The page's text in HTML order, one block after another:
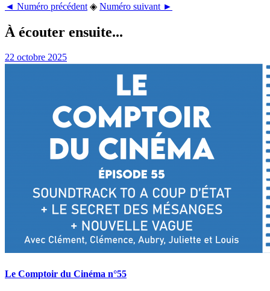
◄ Numéro précédent ◈ Numéro suivant ►
À écouter ensuite...
22 octobre 2025
Le Comptoir du Cinéma n°55